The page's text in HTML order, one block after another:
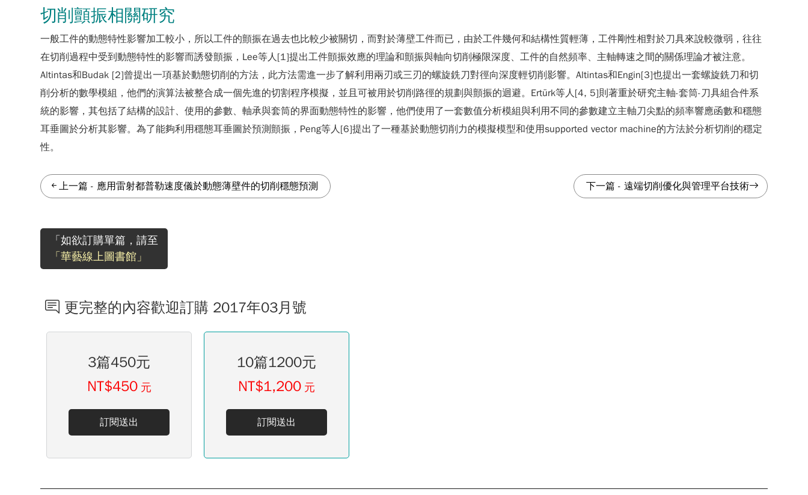
切削顫振相關研究
一般工件的動態特性影響加工較小，所以工件的顫振在過去也比較少被關切，而對於薄壁工件而已，由於工件幾何和結構性質輕薄，工件剛性相對於刀具來說較微弱，往往
在切削過程中受到動態特性的影響而誘發顫振，Lee等人[1]提出工件顫振效應的理論和顫振與軸向切削極限深度、工件的自然頻率、主軸轉速之間的關係理論才被注意。
Altintas和Budak [2]曾提出一項基於動態切削的方法，此方法需進一步了解利用兩刃或三刃的螺旋銑刀對徑向深度輕切削影響。Altintas和Engin[3]也提出一套螺旋銑刀和切
削分析的數學模組，他們的演算法被整合成一個先進的切割程序模擬，並且可被用於切削路徑的規劃與顫振的迴避。Ertürk等人[4, 5]則著重於研究主軸-套筒-刀具組合件系
統的影響，其包括了結構的設計、使用的參數、軸承與套筒的界面動態特性的影響，他們使用了一套數值分析模組與利用不同的參數建立主軸刀尖點的頻率響應函數和穩態
耳垂圖於分析其影響。為了能夠利用穩態耳垂圖於預測顫振，Peng等人[6]提出了一種基於動態切削力的模擬模型和使用supported vector machine的方法於分析切削的穩定
性。
上一篇 - 應用雷射都普勒速度儀於動態薄壁件的切削穩態預測 下一篇 - 遠端切削優化與管理平台技術
「如欲訂購單篇，請至
「華藝線上圖書館」
更完整的內容歡迎訂購 2017年03月號
3篇450元
NT$450 元
訂閱送出
10篇1200元
NT$1,200 元
訂閱送出